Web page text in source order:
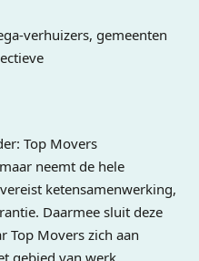
verhuizers, gemeenten
Top Movers
neemt de hele
ketensamenwerking,
Daarmee sluit deze
Top Movers zich aan
gebied van werk,